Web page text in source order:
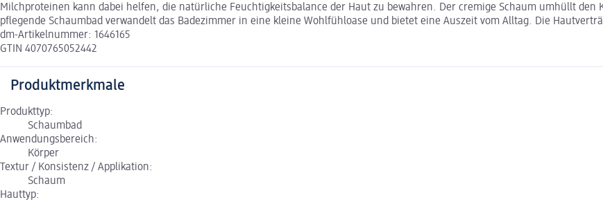
Milchproteinen kann dabei helfen, die natürliche Feuchtigkeitsbalance der Haut zu bewahren. Der cremige Schaum umhüllt
pflegende Schaumbad verwandelt das Badezimmer in eine kleine Wohlfühloase und bietet eine Auszeit vom Alltag. Die
dm-Artikelnummer: 1646165
GTIN 4070765052442
Produktmerkmale
Produkttyp:
Schaumbad
Anwendungsbereich:
Körper
Textur / Konsistenz / Applikation:
Schaum
Hauttyp: